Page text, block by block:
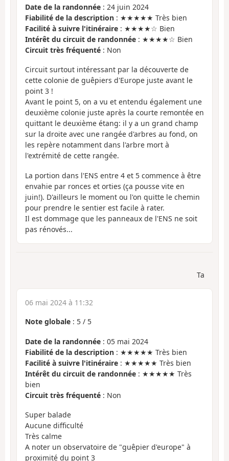
Date de la randonnée : 24 juin 2024
Fiabilité de la description : ★★★★★ Très bien
Facilité à suivre l'itinéraire : ★★★★☆ Bien
Intérêt du circuit de randonnée : ★★★★☆ Bien
Circuit très fréquenté : Non
Circuit surtout intéressant par la découverte de
cette colonie de guêpiers d'Europe juste avant le
point 3 !
Avant le point 5, on a vu et entendu également une
deuxième colonie juste après la courte remontée en
quittant le deuxième étang: il y a un grand champ
sur la droite avec une rangée d'arbres au fond, on
les repère notamment dans l'arbre mort à
l'extrémité de cette rangée.
La portion dans l'ENS entre 4 et 5 commence à être
envahie par ronces et orties (ça pousse vite en
juin!). D'ailleurs le moment ou l'on quitte le chemin
pour prendre le sentier est facile à rater.
Il est dommage que les panneaux de l'ENS ne soit
pas rénovés...
Ta
06 mai 2024 à 11:32
Note globale : 5 / 5
Date de la randonnée : 05 mai 2024
Fiabilité de la description : ★★★★★ Très bien
Facilité à suivre l'itinéraire : ★★★★★ Très bien
Intérêt du circuit de randonnée : ★★★★★ Très
bien
Circuit très fréquenté : Non
Super balade
Aucune difficulté
Très calme
A noter un observatoire de "guêpier d'europe" à
proximité du point 3